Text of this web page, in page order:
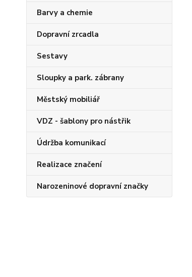
Barvy a chemie
Dopravní zrcadla
Sestavy
Sloupky a park. zábrany
Městský mobiliář
VDZ - šablony pro nástřik
Údržba komunikací
Realizace značení
Narozeninové dopravní značky